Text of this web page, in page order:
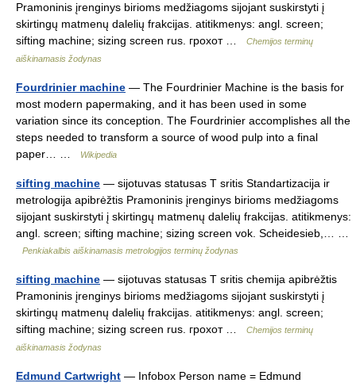
Pramoninis įrenginys birioms medžiagoms sijojant suskirstyti į
skirtingų matmenų dalelių frakcijas. atitikmenys: angl. screen;
sifting machine; sizing screen rus. грохот …
Chemijos terminų
aiškinamasis žodynas
Fourdrinier machine — The Fourdrinier Machine is the basis for
most modern papermaking, and it has been used in some
variation since its conception. The Fourdrinier accomplishes all the
steps needed to transform a source of wood pulp into a final
paper… …
Wikipedia
sifting machine — sijotuvas statusas T sritis Standartizacija ir
metrologija apibrėžtis Pramoninis įrenginys birioms medžiagoms
sijojant suskirstyti į skirtingų matmenų dalelių frakcijas. atitikmenys:
angl. screen; sifting machine; sizing screen vok. Scheidesieb,… …
Penkiakalbis aiškinamasis metrologijos terminų žodynas
sifting machine — sijotuvas statusas T sritis chemija apibrėžtis
Pramoninis įrenginys birioms medžiagoms sijojant suskirstyti į
skirtingų matmenų dalelių frakcijas. atitikmenys: angl. screen;
sifting machine; sizing screen rus. грохот …
Chemijos terminų
aiškinamasis žodynas
Edmund Cartwright — Infobox Person name = Edmund